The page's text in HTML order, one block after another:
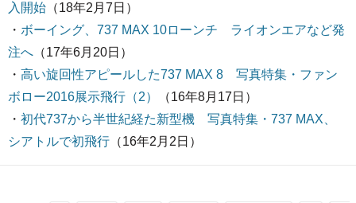
入開始 （18年2月7日）
・ ボーイング、737 MAX 10ローンチ ライオンエアなど発
注へ （17年6月20日）
・ 高い旋回性アピールした737 MAX 8 写真特集・ファン
ボロー2016展示飛行（2）
（16年8月17日）
・ 初代737から半世紀経た新型機 写真特集・737 MAX、
シアトルで初飛行 （16年2月2日）